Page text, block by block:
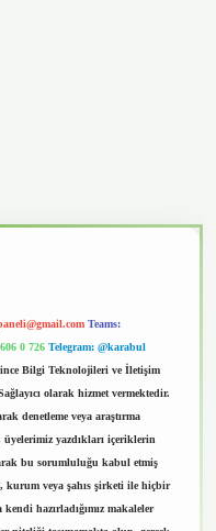
Teams:
0 726 Telegram: @karabul
Bilgi Teknolojileri ve İletişim
olarak hizmet vermektedir.
denetleme veya araştırma
yazdıkları içeriklerin
bu sorumluluğu kabul etmiş
kurum veya şahıs şirketi ile hiçbir
hazırladığımız makaleler